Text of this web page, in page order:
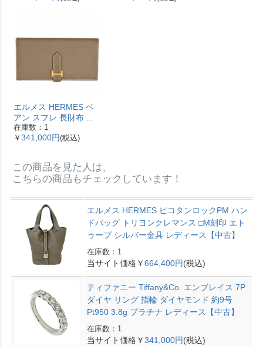
エルメス HERMES ベ
アン スフレ 長財布 ヴ
ォーエプソン Y刻印 エ
トゥープ ゴールド金具
在庫数：1
￥ 341,000円(税込)
この商品を見た人は、
こちらの商品もチェックしています！
エルメス HERMES ピコタンロックPM ハン
ドバッグ トリヨンクレマンス □M刻印 エト
ゥープ シルバー金具 レディース【中古】
在庫数：1
当サイト価格￥664,400円(税込)
ティファニー Tiffany&Co. エンブレイス 7P
ダイヤ リング 指輪 ダイヤモンド 約9号
Pt950 3.8g プラチナ レディース【中古】
在庫数：1
当サイト価格￥341,000円(税込)